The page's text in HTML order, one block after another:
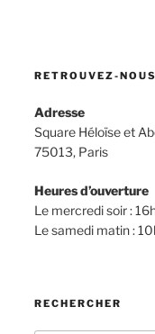
RETROUVEZ-NOUS
Adresse
Square Héloïse et
75013, Paris
Heures d’ouverture
Le mercredi soir :
Le samedi matin :
RECHERCHER